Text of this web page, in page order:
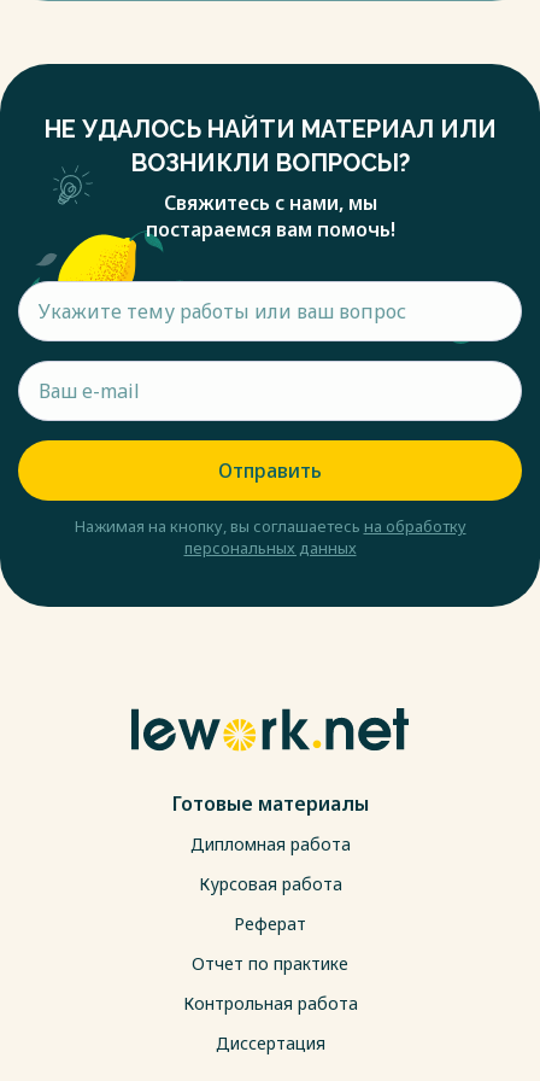
НЕ УДАЛОСЬ НАЙТИ МАТЕРИАЛ ИЛИ
ВОЗНИКЛИ ВОПРОСЫ?
Свяжитесь с нами, мы
постараемся вам помочь!
Отправить
Нажимая на кнопку, вы соглашаетесь на обработку
персональных данных
Готовые материалы
Дипломная работа
Курсовая работа
Реферат
Отчет по практике
Контрольная работа
Диссертация